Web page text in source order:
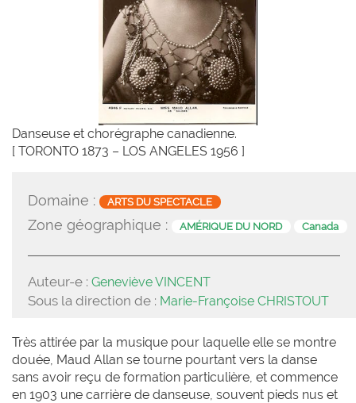
Danseuse et chorégraphe canadienne.
[ TORONTO 1873 – LOS ANGELES 1956 ]
Domaine : ARTS DU SPECTACLE
Zone géographique : AMÉRIQUE DU NORD Canada
Auteur-e : Geneviève VINCENT
Sous la direction de : Marie-Françoise CHRISTOUT
Très attirée par la musique pour laquelle elle se montre
douée, Maud Allan se tourne pourtant vers la danse
sans avoir reçu de formation particulière, et commence
en 1903 une carrière de danseuse, souvent pieds nus et